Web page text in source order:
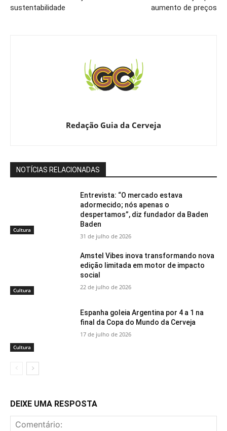
sustentabilidade
aumento de preços
Redação Guia da Cerveja
NOTÍCIAS RELACIONADAS
Cultura
Entrevista: “O mercado estava
adormecido; nós apenas o
despertamos”, diz fundador da Baden
Baden
31 de julho de 2026
Cultura
Amstel Vibes inova transformando nova
edição limitada em motor de impacto
social
22 de julho de 2026
Cultura
Espanha goleia Argentina por 4 a 1 na
final da Copa do Mundo da Cerveja
17 de julho de 2026
DEIXE UMA RESPOSTA